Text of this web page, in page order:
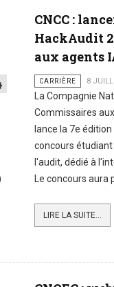
CNCC :
HackAudit
aux agents
CARRIÈRE 8
La Compagnie
Commissaires
lance la 7e
concours
l'audit, dédié à
Le concours aura
LIRE LA SUITE...